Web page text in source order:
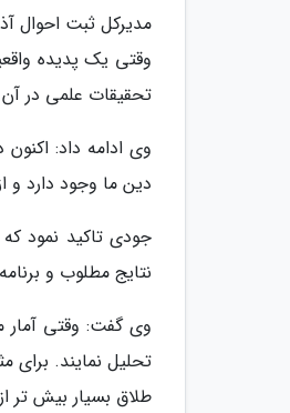
مدیرکل ثبت احوال
وقتی یک پدیده
تحقیقات علمی در آن
وی ادامه داد:
دین ما وجود دارد و
جودی تاکید نمود
نتایج مطلوب و
وی گفت: وقتی آمار
تحلیل نمایند.
طلاق بسیار بیش تر